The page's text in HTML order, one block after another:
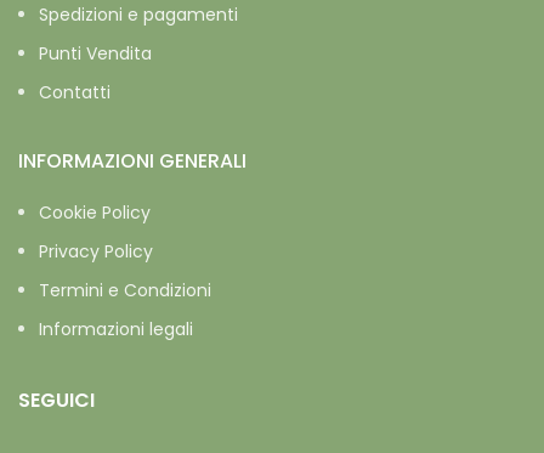
Spedizioni e pagamenti
Punti Vendita
Contatti
INFORMAZIONI GENERALI
Cookie Policy
Privacy Policy
Termini e Condizioni
Informazioni legali
SEGUICI